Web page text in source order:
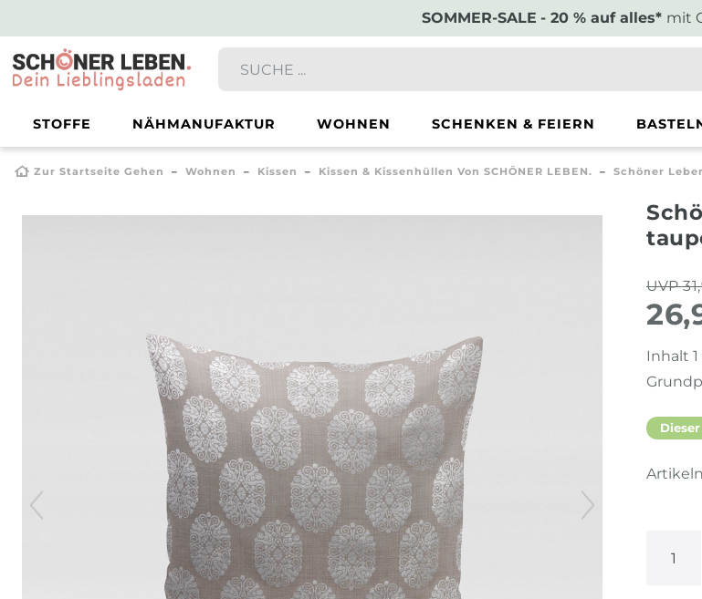
SOMMER-SALE - 20 % auf alles* mit
STOFFE NÄHMANUFAKTUR WOHNEN SCHENKEN & FEIERN
Zur Startseite Gehen Wohnen Kissen Kissen & Kissenhüllen Von SCHÖNER LEBEN. Schöner
UVP
Inhalt 1